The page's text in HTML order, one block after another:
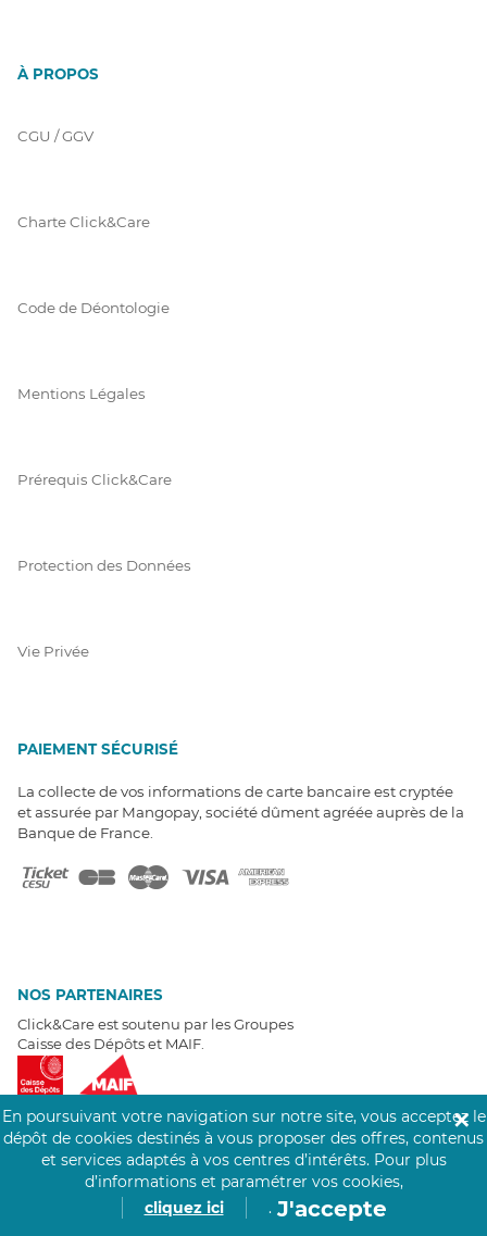
À PROPOS
CGU / GGV
Charte Click&Care
Code de Déontologie
Mentions Légales
Prérequis Click&Care
Protection des Données
Vie Privée
PAIEMENT SÉCURISÉ
La collecte de vos informations de carte bancaire est cryptée
et assurée par Mangopay, société dûment agréée auprès de la
Banque de France.
NOS PARTENAIRES
Click&Care est soutenu par les Groupes
Caisse des Dépôts et MAIF.
EXPERTS À VOTRE ÉCOUTE
Un besoin de recrutement ? Click&Care vous accompagne par
En poursuivant votre navigation sur notre site, vous acceptez le
dépôt de cookies destinés à vous proposer des offres, contenus
et services adaptés à vos centres d’intérêts. Pour plus
d’informations et paramétrer vos cookies,
cliquez ici
. J'accepte
✕